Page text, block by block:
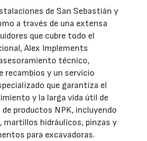
de San Sebastián y
a través de una extensa
que cubre todo el
Alex Implements
técnico,
recambios y un servicio
que garantiza el
y la larga vida útil de
productos NPK, incluyendo
martillos hidráulicos, pinzas y
para excavadoras.